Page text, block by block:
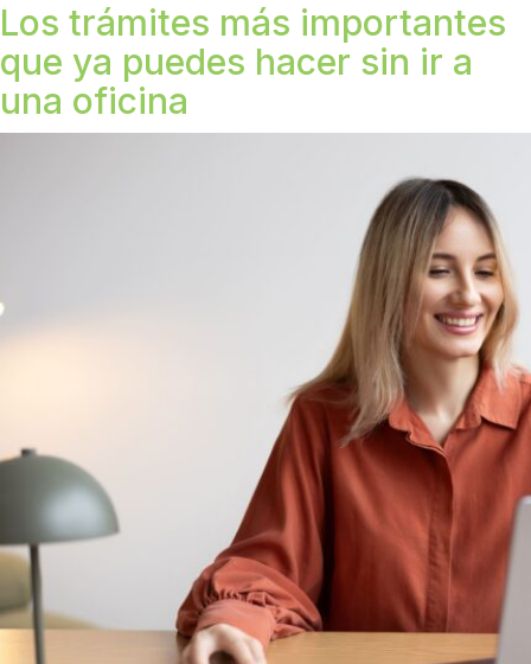
Los trámites más importantes
que ya puedes hacer sin ir a
una oficina